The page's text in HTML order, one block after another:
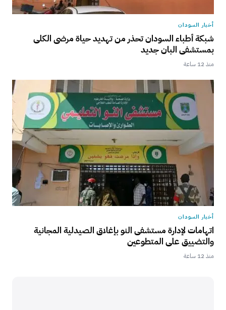
أخبار السودان
شبكة أطباء السودان تحذر من تهديد حياة مرضى الكلى
بمستشفى البان جديد
منذ 12 ساعة
أخبار السودان
اتهامات لإدارة مستشفى النو بإغلاق الصيدلية المجانية
والتضييق على المتطوعين
منذ 12 ساعة